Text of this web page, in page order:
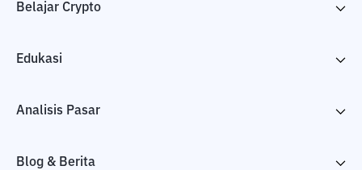
Belajar Crypto
Edukasi
Analisis Pasar
Blog & Berita